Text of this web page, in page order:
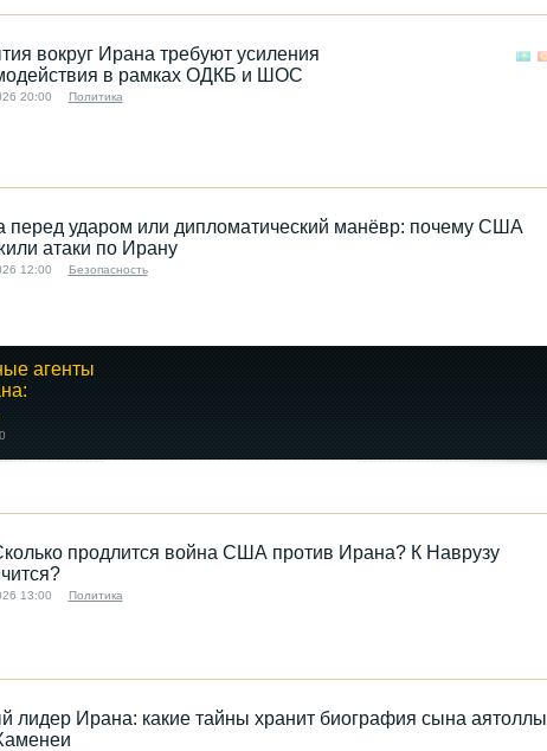
вокруг Ирана требуют усиления
в рамках ОДКБ и ШОС
20:00 Политика
перед ударом или дипломатический манёвр: почему США
атаки по Ирану
12:00 Безопасность
агенты
21.01.2025 08:00
продлится война США против Ирана? К Наврузу
13:00 Политика
лидер Ирана: какие тайны хранит биография сына аятоллы